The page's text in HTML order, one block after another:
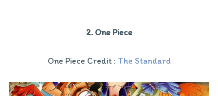
2. One Piece
One Piece Credit : The Standard